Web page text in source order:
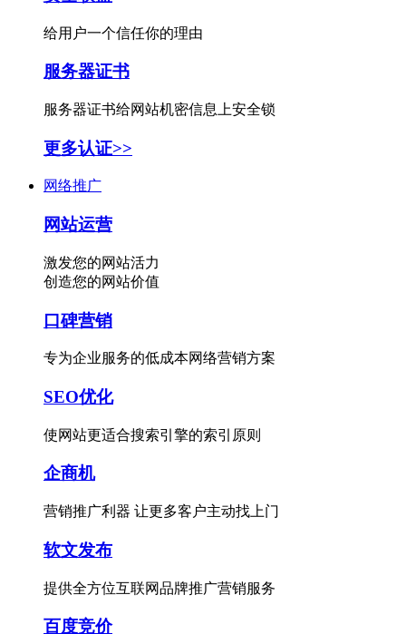
给用户一个信任你的理由
服务器证书
服务器证书给网站机密信息上安全锁
更多认证>>
网络推广
网站运营
激发您的网站活力
创造您的网站价值
口碑营销
专为企业服务的低成本网络营销方案
SEO优化
使网站更适合搜索引擎的索引原则
企商机
营销推广利器 让更多客户主动找上门
软文发布
提供全方位互联网品牌推广营销服务
百度竞价